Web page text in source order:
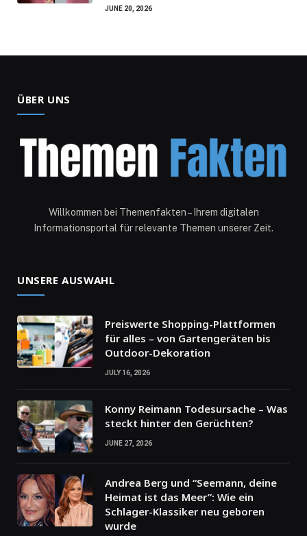
JUNE 20, 2026
ÜBER UNS
Willkommen bei Themenfakten – Ihrem digitalen
Informationsportal für relevante Themen unserer Zeit.
UNSERE AUSWAHL
Preiswerte Shopping-Plattformen
für alles – von Gartengeräten bis
Outdoor-Dekoration
JULY 16, 2026
Konny Reimann Todesursache – Was
steckt hinter den Gerüchten?
JUNE 27, 2026
Andrea Berg und “Seemann, deine
Heimat ist das Meer”: Wie ein
Schlager-Klassiker neu geboren
wurde